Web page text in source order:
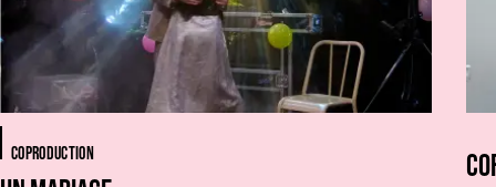
COPRODUCTION